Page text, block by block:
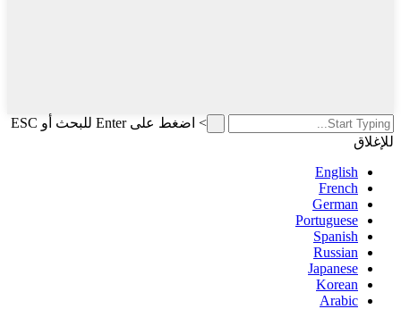
>
اضغط على Enter للبحث أو ESC
للإغلاق
English
French
German
Portuguese
Spanish
Russian
Japanese
Korean
Arabic